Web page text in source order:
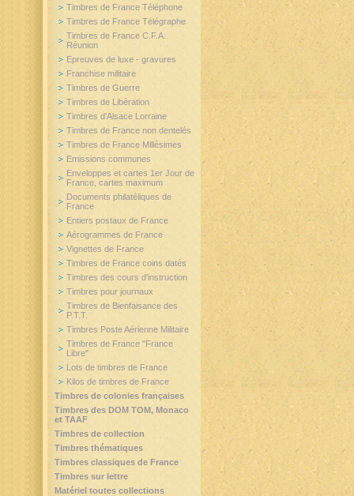
Timbres de France Téléphone
Timbres de France Télégraphe
Timbres de France C.F.A.
Réunion
Epreuves de luxe - gravures
Franchise militaire
Timbres de Guerre
Timbres de Libération
Timbres d'Alsace Lorraine
Timbres de France non dentelés
Timbres de France Millésimes
Emissions communes
Enveloppes et cartes 1er Jour de
France, cartes maximum
Documents philatéliques de
France
Entiers postaux de France
Aérogrammes de France
Vignettes de France
Timbres de France coins datés
Timbres des cours d'instruction
Timbres pour journaux
Timbres de Bienfaisance des
P.T.T.
Timbres Poste Aérienne Militaire
Timbres de France "France
Libre"
Lots de timbres de France
Kilos de timbres de France
Timbres de colonies françaises
Timbres des DOM TOM, Monaco
et TAAF
Timbres de collection
Timbres thématiques
Timbres classiques de France
Timbres sur lettre
Matériel toutes collections